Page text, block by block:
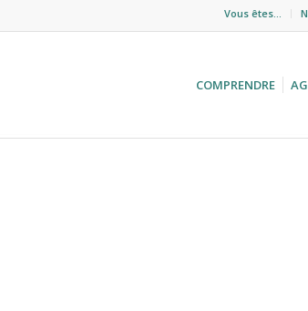
Vous êtes…
COMPRENDRE